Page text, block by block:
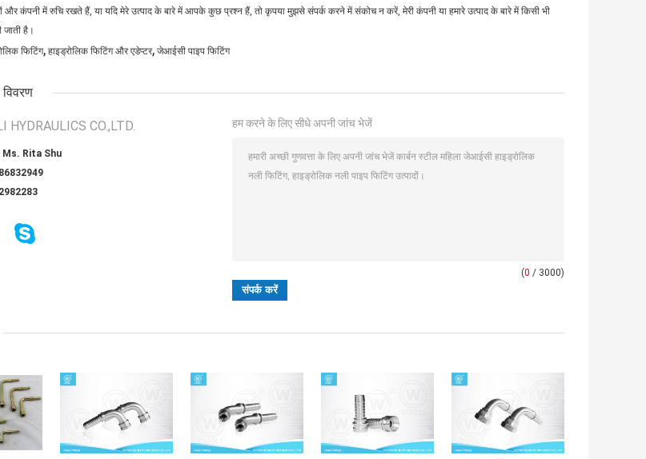
और कंपनी में रुचि रखते हैं, या यदि मेरे उत्पाद के बारे में आपके कुछ प्रश्न हैं, तो कृपया मुझसे संपर्क करने में संकोच न करें, मेरी कंपनी या हमारे उत्पाद के बारे में किसी भी
जाती है।
फिटिंग, हाइड्रोलिक फिटिंग और एडेप्टर, जेआईसी पाइप फिटिंग
HYDRAULICS CO.,LTD.
Ms. Rita Shu
हम करने के लिए सीधे अपनी जांच भेजें
(0 / 3000)